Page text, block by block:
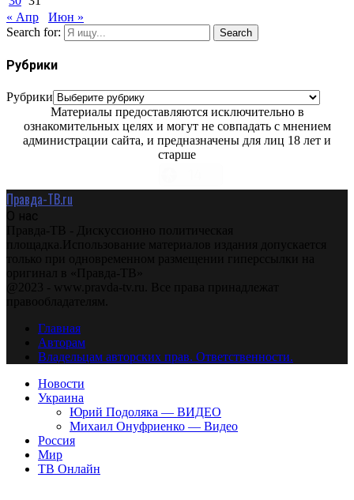
« Апр
Июн »
Search for:
Search
Рубрики
Рубрики
Материалы предоставляются исключительно в
ознакомительных целях и могут не совпадать с мнением
администрации сайта, и предназначены для лиц 18 лет и
старше
Правда-ТВ.ru
О нас
Правда-ТВ - Дискуссионно политическая
площадка.Использование материалов издания допускается
только при одновременном размещении гиперссылки на
оригинал в «Правда-ТВ»
@2023 - www.pravda-tv.ru. Все права принадлежат
правообладателям.
Главная
Авторам
Владельцам авторских прав. Ответственности.
Новости
Украина
Юрий Подоляка — ВИДЕО
Михаил Онуфриенко — Видео
Россия
Мир
ТВ Онлайн